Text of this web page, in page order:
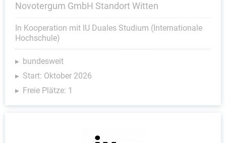
Novotergum GmbH Standort Witten
In Kooperation mit IU Duales Studium (Internationale
Hochschule)
bundesweit
Start: Oktober 2026
Freie Plätze: 1